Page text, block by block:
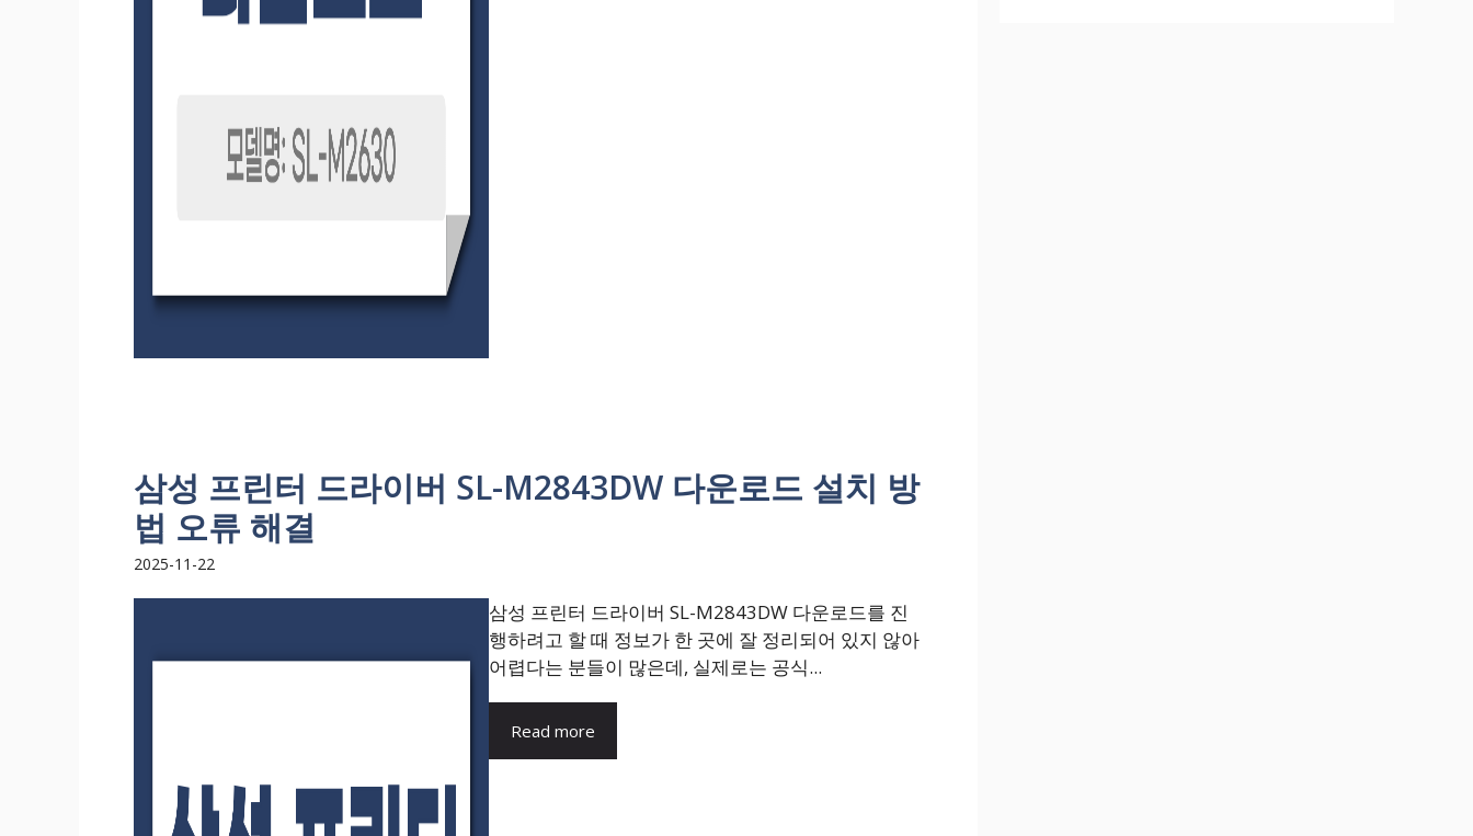
삼성 프린터 드라이버 SL-M2843DW 다운로드 설치 방
법 오류 해결
2025-11-22
삼성 프린터 드라이버 SL-M2843DW 다운로드를 진
행하려고 할 때 정보가 한 곳에 잘 정리되어 있지 않아
어렵다는 분들이 많은데, 실제로는 공식...
Read more